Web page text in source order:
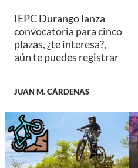
IEPC Durango lanza
convocatoria para cinco
plazas, ¿te interesa?,
aún te puedes registrar
JUAN M. CÁRDENAS